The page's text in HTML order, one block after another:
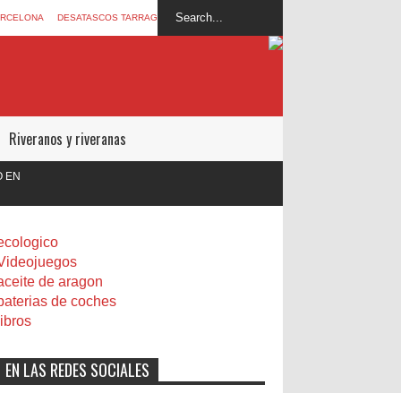
DESATASCOS TARRAGONA
Riveranos y riveranas
de aragon
de coches
libros
EN LAS REDES SOCIALES